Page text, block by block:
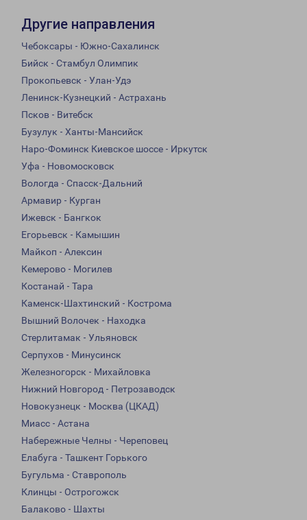
Другие направления
Чебоксары - Южно-Сахалинск
Бийск - Стамбул Олимпик
Прокопьевск - Улан-Удэ
Ленинск-Кузнецкий - Астрахань
Псков - Витебск
Бузулук - Ханты-Мансийск
Наро-Фоминск Киевское шоссе - Иркутск
Уфа - Новомосковск
Вологда - Спасск-Дальний
Армавир - Курган
Ижевск - Бангкок
Егорьевск - Камышин
Майкоп - Алексин
Кемерово - Могилев
Костанай - Тара
Каменск-Шахтинский - Кострома
Вышний Волочек - Находка
Стерлитамак - Ульяновск
Серпухов - Минусинск
Железногорск - Михайловка
Нижний Новгород - Петрозаводск
Новокузнецк - Москва (ЦКАД)
Миасс - Астана
Набережные Челны - Череповец
Елабуга - Ташкент Горького
Бугульма - Ставрополь
Клинцы - Острогожск
Балаково - Шахты